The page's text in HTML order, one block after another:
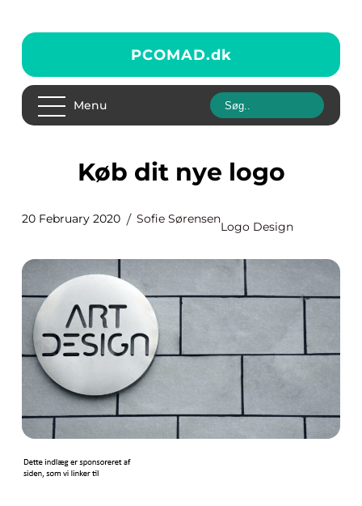
PCOMAD.dk
Menu
Køb dit nye logo
20 February 2020 Sofie Sørensen
Logo Design